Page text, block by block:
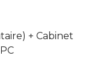
+ Cabinet